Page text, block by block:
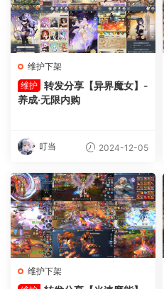
维护下架
维护 转发分享【异界魔女】-
养成·无限内购
叮当 2024-12-05
维护下架